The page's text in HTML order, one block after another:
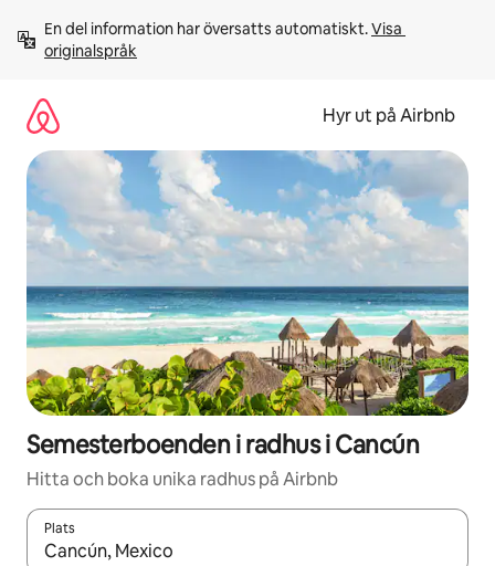
innehåll
En del information har översatts automatiskt. Visa
originalspråk
Hyr ut på Airbnb
Semesterboenden i radhus i Cancún
Hitta och boka unika radhus på Airbnb
Plats
När resultaten är tillgängliga kan du navigera med upp- och